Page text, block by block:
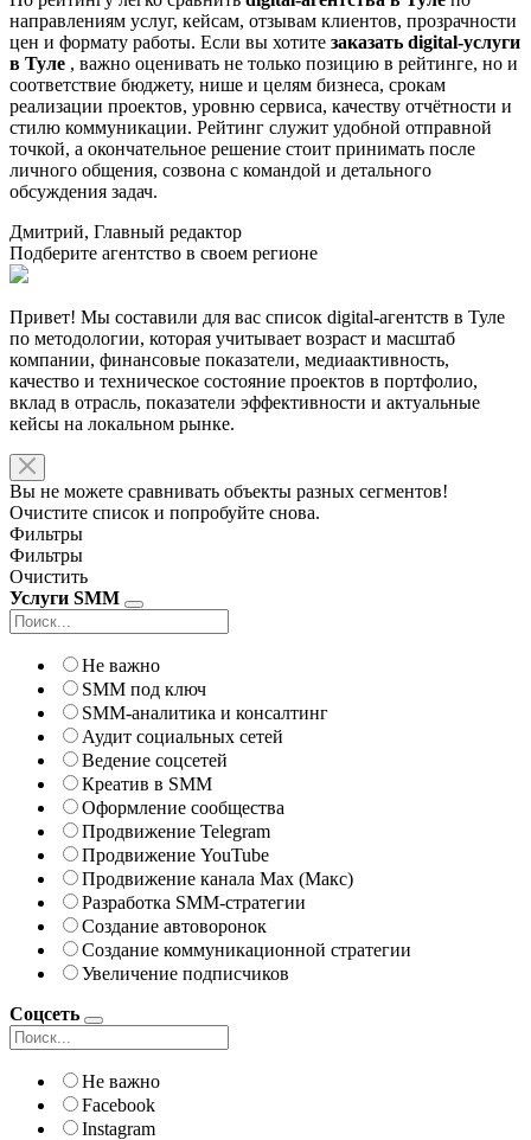
направлениям услуг, кейсам, отзывам клиентов, прозрачности
цен и формату работы. Если вы хотите заказать digital-услуги
в Туле , важно оценивать не только позицию в рейтинге, но и
соответствие бюджету, нише и целям бизнеса, срокам
реализации проектов, уровню сервиса, качеству отчётности и
стилю коммуникации. Рейтинг служит удобной отправной
точкой, а окончательное решение стоит принимать после
личного общения, созвона с командой и детального
обсуждения задач.
Дмитрий, Главный редактор
Подберите агентство в своем регионе
Привет! Мы составили для вас список digital-агентств в Туле
по методологии, которая учитывает возраст и масштаб
компании, финансовые показатели, медиаактивность,
качество и техническое состояние проектов в портфолио,
вклад в отрасль, показатели эффективности и актуальные
кейсы на локальном рынке.
Вы не можете сравнивать объекты разных сегментов!
Очистите список и попробуйте снова.
Фильтры
Фильтры
Очистить
Услуги SMM
Не важно
SMM под ключ
SMM-аналитика и консалтинг
Аудит социальных сетей
Ведение соцсетей
Креатив в SMM
Оформление сообщества
Продвижение Telegram
Продвижение YouTube
Продвижение канала Max (Макс)
Разработка SMM-стратегии
Создание автоворонок
Создание коммуникационной стратегии
Увеличение подписчиков
Соцсеть
Не важно
Facebook
Instagram